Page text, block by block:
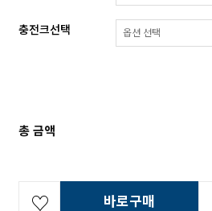
충전크선택
총 금액
바로구매